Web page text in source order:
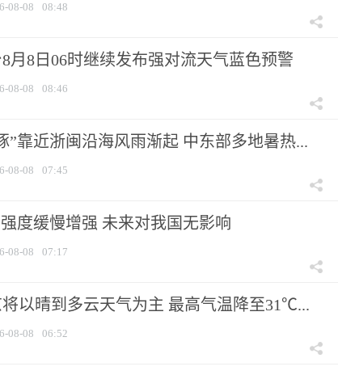
08-08 08:48
月8日06时继续发布强对流天气蓝色预警
08-08 08:46
”靠近浙闽沿海风雨渐起 中东部多地暑热...
08-08 07:45
度缓慢增强 未来对我国无影响
08-08 07:17
以晴到多云天气为主 最高气温降至31℃...
08-08 06:52